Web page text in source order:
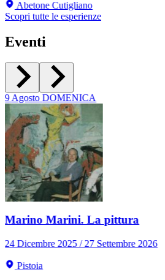
Abetone Cutigliano
Scopri tutte le esperienze
Eventi
9Agosto DOMENICA
Marino Marini. La pittura
24 Dicembre 2025 / 27 Settembre 2026
Pistoia